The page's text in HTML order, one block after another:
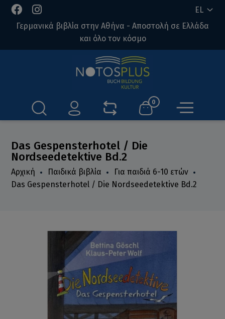
EL
Γερμανικά βιβλία στην Αθήνα - Αποστολή σε Ελλάδα
και όλο τον κόσμο
0
Das Gespensterhotel / Die
Nordseedetektive Bd.2
Αρχική Παιδικά βιβλία
Για παιδιά 6-10 ετών
Das Gespensterhotel / Die Nordseedetektive Bd.2